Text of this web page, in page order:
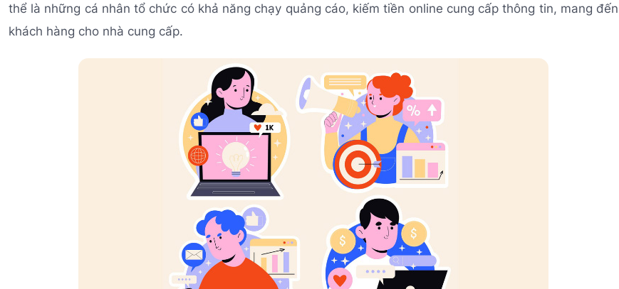
thể là những cá nhân tổ chức có khả năng chạy quảng cáo, kiếm tiền online cung cấp thông tin, mang đến
khách hàng cho nhà cung cấp.